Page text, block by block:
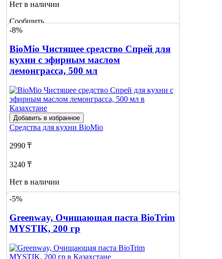
Нет в наличии
Сообщить
о наличии
-8%
BioMio Чистящее средство Спрей для
кухни с эфирным маслом
лемонграсса, 500 мл
Добавить в избранное
Средства для кухни BioMio
2990 ₸
3240 ₸
Нет в наличии
Сообщить
-5%
Greenway, Очищающая паста BioTrim
MYSTIK, 200 гр